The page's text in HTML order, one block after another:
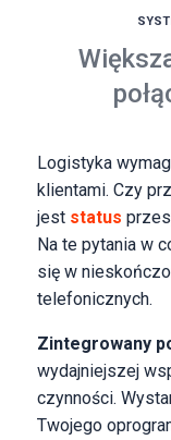
Logistyka
klientami. Czy
jest status
Na te pytania w
się w
telefonicznych.
Zintegrowany
wydajniejszej
czynności.
Twojego